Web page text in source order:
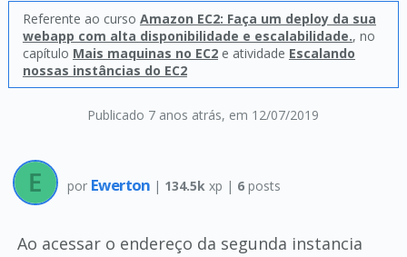
Publicado 7 anos atrás, em 12/07/2019
Referente ao curso Amazon EC2: Faça um deploy da sua
webapp com alta disponibilidade e escalabilidade., no
capítulo Mais maquinas no EC2e atividade Escalando
nossas instâncias do EC2
por Ewerton | 134.5k xp | 6 posts
Ao acessar o endereço da segunda instancia